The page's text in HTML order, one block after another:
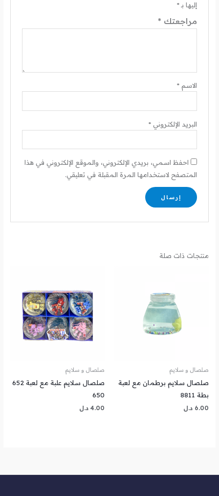
إليها بـ*
مراجعتك *
الاسم *
البريد الإلكتروني *
احفظ اسمي، بريدي الإلكتروني، والموقع الإلكتروني في هذا
المتصفح لاستخدامها المرة المقبلة في تعليقي.
منتجات ذات صلة
صلصال و سلايم
صلصال سلايم برطمان مع لعبة
بطة 8811
6.00 د.ل
صلصال و سلايم
صلصال سلايم علبة مع لعبة 652
650
4.00 د.ل